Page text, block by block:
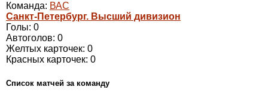
Команда: ВАС
Санкт-Петербург. Высший дивизион
Голы: 0
Автоголов: 0
Желтых карточек: 0
Красных карточек: 0
Cписок матчей за команду